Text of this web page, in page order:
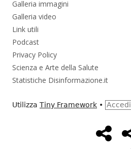
Galleria immagini
Galleria video
Link utili
Podcast
Privacy Policy
Scienza e Arte della Salute
Statistiche Disinformazione.it
Utilizza Tiny Framework • Accedi
MenùHome
Page